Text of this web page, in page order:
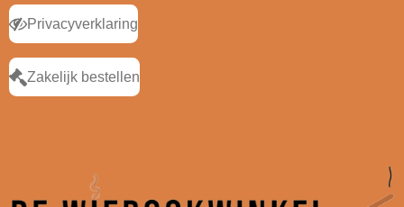
Privacyverklaring
Zakelijk bestellen